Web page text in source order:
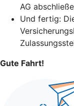
AG
Und fertig:
Gute Fahrt!